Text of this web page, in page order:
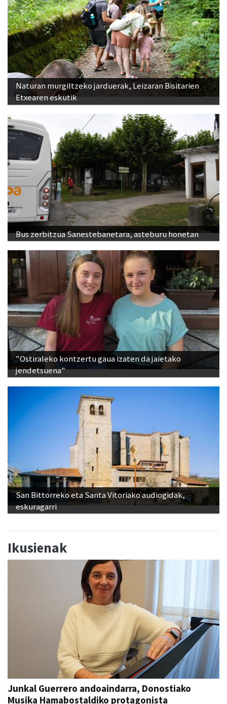
Naturan murgiltzeko jarduerak, Leizaran Bisitarien
Etxearen eskutik
Bus zerbitzua Sanestebanetara, asteburu honetan
"Ostiraleko kontzertu gaua izaten da jaietako
jendetsuena"
San Bittorreko eta Santa Vitoriako audiogidak,
eskuragarri
Ikusienak
Junkal Guerrero andoaindarra, Donostiako
Musika Hamabostaldiko protagonista